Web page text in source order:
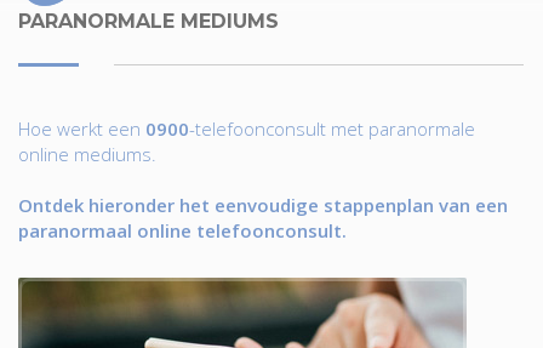
PARANORMALE MEDIUMS
Hoe werkt een 0900-telefoonconsult met paranormale
online mediums.
Ontdek hieronder het eenvoudige stappenplan van een
paranormaal online telefoonconsult.